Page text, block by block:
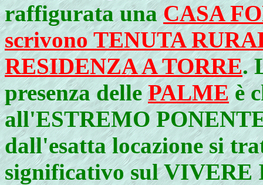
raffigurataunaCASA
scrivono TENUTA
RESIDENZA A TORRE.
presenza dellePALMEè
all'ESTREMO
dall'esatta locazione si
significativo sul